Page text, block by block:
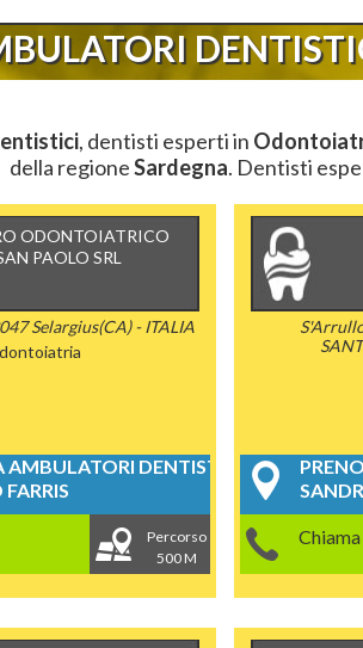
, dentisti esperti in
della regioneSardegna. Dentisti
ODONTOIATRICO
PAOLO SRL
Selargius(CA) - ITALIA
AMBULATORI DENTISTICI
Percorso
500 M
Chiama